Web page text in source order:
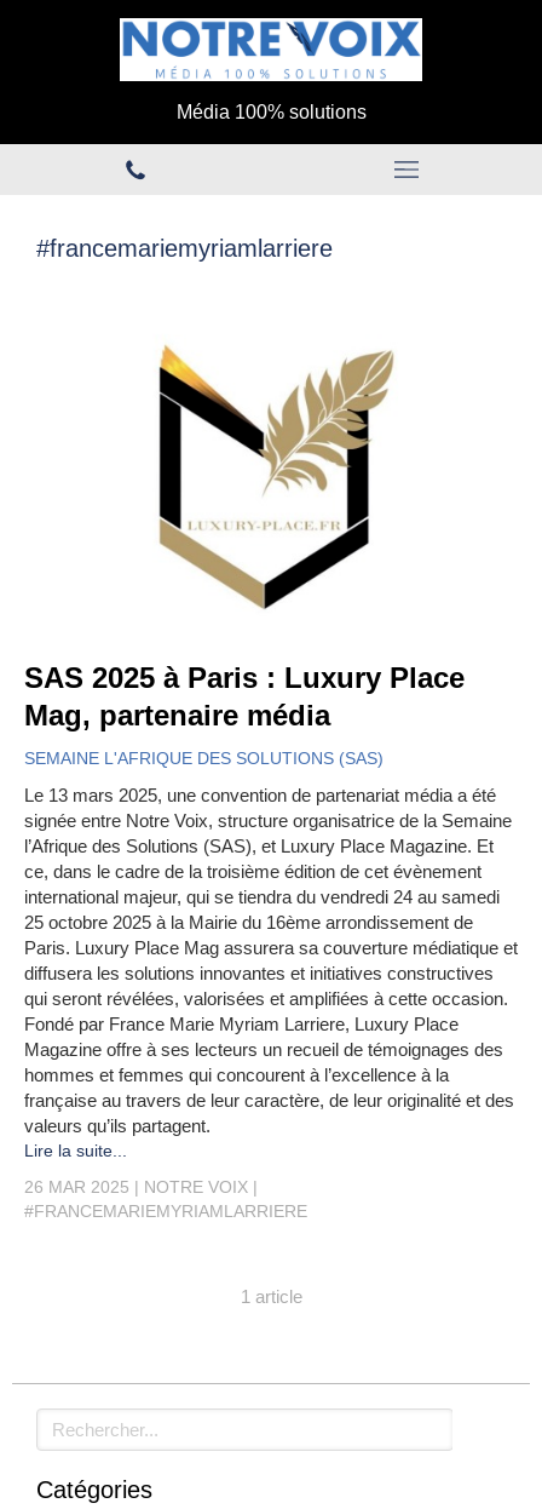
Média 100% solutions
#francemariemyriamlarriere
SAS 2025 à Paris : Luxury Place
Mag, partenaire média
SEMAINE L'AFRIQUE DES SOLUTIONS (SAS)
Le 13 mars 2025, une convention de partenariat média a été
signée entre Notre Voix, structure organisatrice de la Semaine
l’Afrique des Solutions (SAS), et Luxury Place Magazine. Et
ce, dans le cadre de la troisième édition de cet évènement
international majeur, qui se tiendra du vendredi 24 au samedi
25 octobre 2025 à la Mairie du 16ème arrondissement de
Paris. Luxury Place Mag assurera sa couverture médiatique et
diffusera les solutions innovantes et initiatives constructives
qui seront révélées, valorisées et amplifiées à cette occasion.
Fondé par France Marie Myriam Larriere, Luxury Place
Magazine offre à ses lecteurs un recueil de témoignages des
hommes et femmes qui concourent à l’excellence à la
française au travers de leur caractère, de leur originalité et des
valeurs qu’ils partagent.
Lire la suite...
26 MAR 2025
NOTRE VOIX
#FRANCEMARIEMYRIAMLARRIERE
1 article
Rechercher
Catégories